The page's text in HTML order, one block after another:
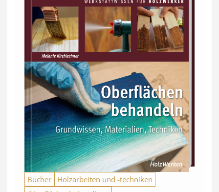
Bücher
Holzarbeiten und -techniken